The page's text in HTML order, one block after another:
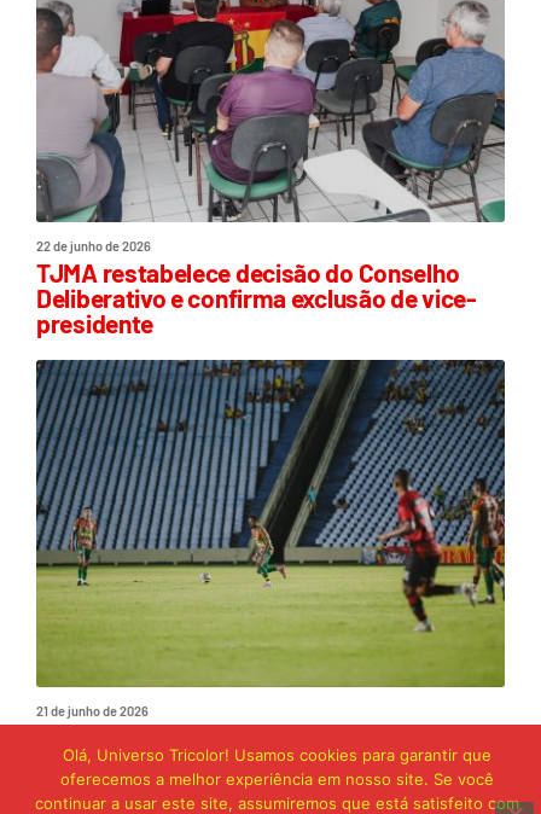
22 de junho de 2026
TJMA restabelece decisão do Conselho
Deliberativo e confirma exclusão de vice-
presidente
21 de junho de 2026
e buscará reação em Macapá
Olá, Universo Tricolor! Usamos cookies para garantir que
oferecemos a melhor experiência em nosso site. Se você
continuar a usar este site, assumiremos que está satisfeito com